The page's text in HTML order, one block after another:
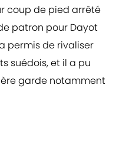
coup de pied arrêté
patron pour Dayot
permis de rivaliser
suédois, et il a pu
garde notamment